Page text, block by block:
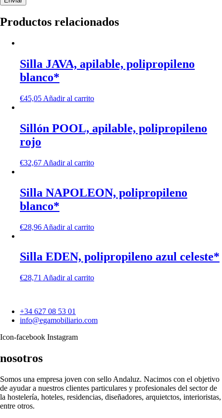
Productos relacionados
Silla JAVA, apilable, polipropileno
blanco*
€45,05 Añadir al carrito
Sillón POOL, apilable, polipropileno
rojo
€32,67 Añadir al carrito
Silla NAPOLEON, polipropileno
blanco*
€28,96 Añadir al carrito
Silla EDEN, polipropileno azul celeste*
€28,71 Añadir al carrito
+34 627 08 53 01
info@egamobiliario.com
Icon-facebook Instagram
nosotros
Somos una empresa joven con sello Andaluz. Nacimos con el objetivo
de ayudar a nuestros clientes particulares y profesionales del sector de
la hostelería, hoteles, residencias, diseñadores, arquietctos, interioristas,
entre otros.